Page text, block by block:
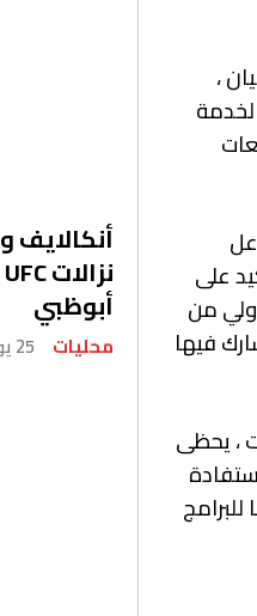
أبوظبي
محليات 25 يوليو، 2026
،
على
من
فيها
، يحظى